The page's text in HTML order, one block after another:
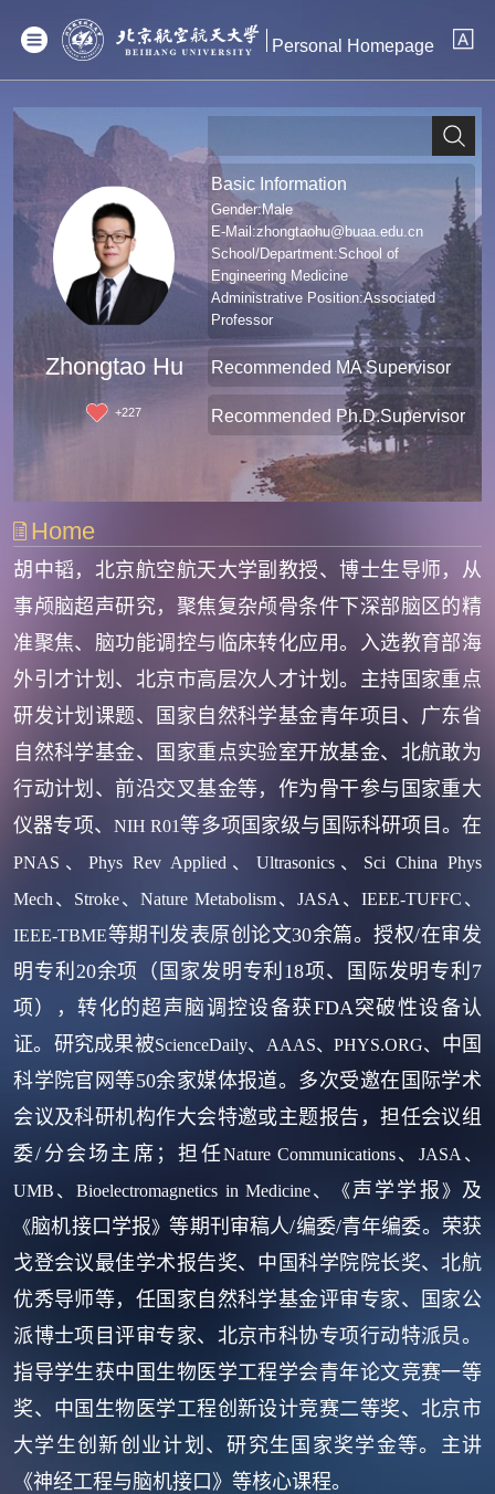
Personal Homepage
Zhongtao Hu
+227
Basic Information
Gender:Male
E-Mail:zhongtaohu@buaa.edu.cn
School/Department:School of
Engineering Medicine
Administrative Position:Associated
Professor
Professional Title:Associate Professor
Recommended MA Supervisor
Recommended Ph.D.Supervisor
Home
胡中韬，北京航空航天大学副教授、博士生导师，从
事颅脑超声研究，聚焦复杂颅骨条件下深部脑区的精
准聚焦、脑功能调控与临床转化应用。入选教育部海
外引才计划、北京市高层次人才计划。主持国家重点
研发计划课题、国家自然科学基金青年项目、广东省
自然科学基金、国家重点实验室开放基金、北航敢为
行动计划、前沿交叉基金等，作为骨干参与国家重大
仪器专项、 NIH R01等多项国家级与国际科研项目。在
PNAS、Phys Rev Applied、Ultrasonics、Sci China Phys
Mech、Stroke、Nature Metabolism、JASA、IEEE-TUFFC、
IEEE-TBME等期刊发表原创论文30余篇。授权/在审发
明 专利20余项（国家发明 专利 18项、国际发明 专利 7
项），转化的超声脑调控设备获FDA突破性设备认
证。研究成果被ScienceDaily、AAAS、PHYS.ORG、 中国
科学院官网等50余家媒体报道。多次受邀在国际学术
会议及科研机构作大会特邀或主题报告，担任会议组
委/分会场主席；担任Nature Communications、JASA、
UMB 、Bioelectromagnetics in Medicine、 《 声学学报 》 及
《脑机接口学报》等期刊审稿人/编委/青年编委。荣获
戈登会议最佳学术报告奖、中国科学院院长奖、北航
优秀导师等，任国家自然科学基金评审专家、国家公
派博士项目评审专家、北京市科协专项行动特派员。
指导学生获中国生物医学工程学会青年论文竞赛一等
奖、中国生物医学工程创新设计竞赛二等奖、北京市
大学生创新创业计划、研究生国家奖学金等。主讲
《神经工程与脑机接口》等核心课程。